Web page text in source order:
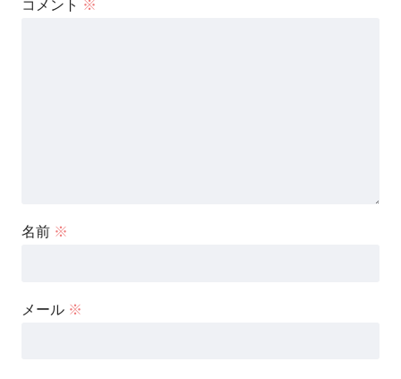
コメント ※
名前 ※
メール ※